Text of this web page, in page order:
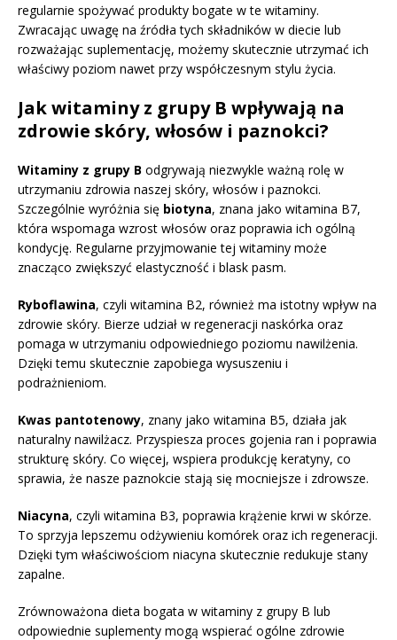
regularnie spożywać produkty bogate w te witaminy.
Zwracając uwagę na źródła tych składników w diecie lub
rozważając suplementację, możemy skutecznie utrzymać ich
właściwy poziom nawet przy współczesnym stylu życia.
Jak witaminy z grupy B wpływają na
zdrowie skóry, włosów i paznokci?
Witaminy z grupy B odgrywają niezwykle ważną rolę w
utrzymaniu zdrowia naszej skóry, włosów i paznokci.
Szczególnie wyróżnia się biotyna, znana jako witamina B7,
która wspomaga wzrost włosów oraz poprawia ich ogólną
kondycję. Regularne przyjmowanie tej witaminy może
znacząco zwiększyć elastyczność i blask pasm.
Ryboflawina, czyli witamina B2, również ma istotny wpływ na
zdrowie skóry. Bierze udział w regeneracji naskórka oraz
pomaga w utrzymaniu odpowiedniego poziomu nawilżenia.
Dzięki temu skutecznie zapobiega wysuszeniu i
podrażnieniom.
Kwas pantotenowy, znany jako witamina B5, działa jak
naturalny nawilżacz. Przyspiesza proces gojenia ran i poprawia
strukturę skóry. Co więcej, wspiera produkcję keratyny, co
sprawia, że nasze paznokcie stają się mocniejsze i zdrowsze.
Niacyna, czyli witamina B3, poprawia krążenie krwi w skórze.
To sprzyja lepszemu odżywieniu komórek oraz ich regeneracji.
Dzięki tym właściwościom niacyna skutecznie redukuje stany
zapalne.
Zrównoważona dieta bogata w witaminy z grupy B lub
odpowiednie suplementy mogą wspierać ogólne zdrowie